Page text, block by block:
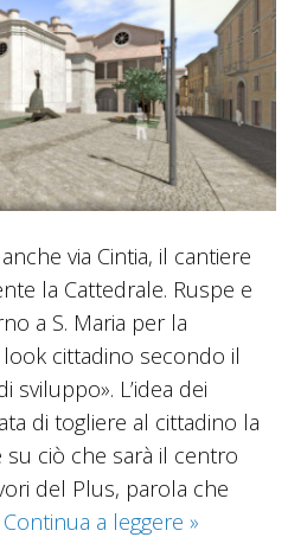
via Cintia, il cantiere
la Cattedrale. Ruspe e
a S. Maria per la
cittadino secondo il
sviluppo». L’idea dei
di togliere al cittadino la
su ciò che sarà il centro
del Plus, parola che
Continua a leggere Il
»